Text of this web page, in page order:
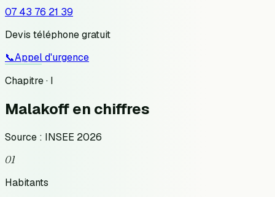
07 43 76 21 39
Devis téléphone gratuit
📞Appel d'urgence
Chapitre · I
Malakoffen chiffres
Source : INSEE 2026
01
Habitants